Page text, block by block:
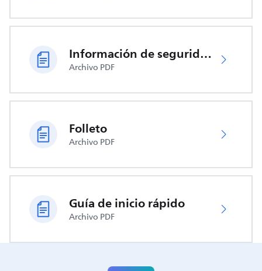
Información de seguridad importante
Archivo PDF
Folleto
Archivo PDF
Guía de inicio rápido
Archivo PDF